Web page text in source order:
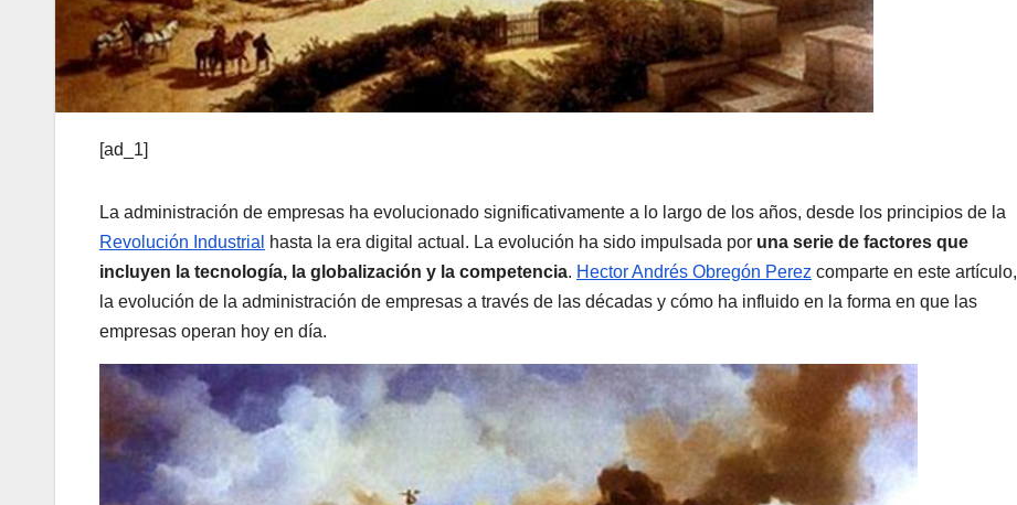
[ad_1]
La administración de empresas ha evolucionado significativamente a lo largo de los años, desde los principios de la
Revolución Industrial
hasta la era digital actual. La evolución ha sido impulsada por una serie de factores que
incluyen la tecnología, la globalización y la competencia. Hector Andrés Obregón Perez comparte en este artículo,
la evolución de la administración de empresas a través de las décadas y cómo ha influido en la forma en que las
empresas operan hoy en día.